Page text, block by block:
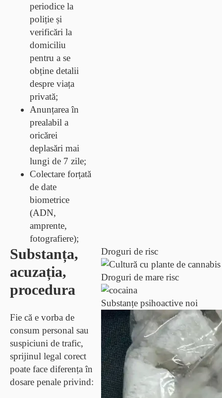
periodice la
poliție și
verificări la
domiciliu
pentru a se
obține detalii
despre viața
privată;
Anunțarea în
prealabil a
oricărei
deplasări mai
lungi de 7 zile;
Colectare forțată
de date
biometrice
(ADN,
amprente,
fotografiere);
Substanța,
acuzația,
procedura
Fie că e vorba de
consum personal sau
suspiciuni de trafic,
sprijinul legal corect
poate face diferența în
dosare penale privind:
Droguri de risc
Droguri de mare risc
Substanțe psihoactive noi